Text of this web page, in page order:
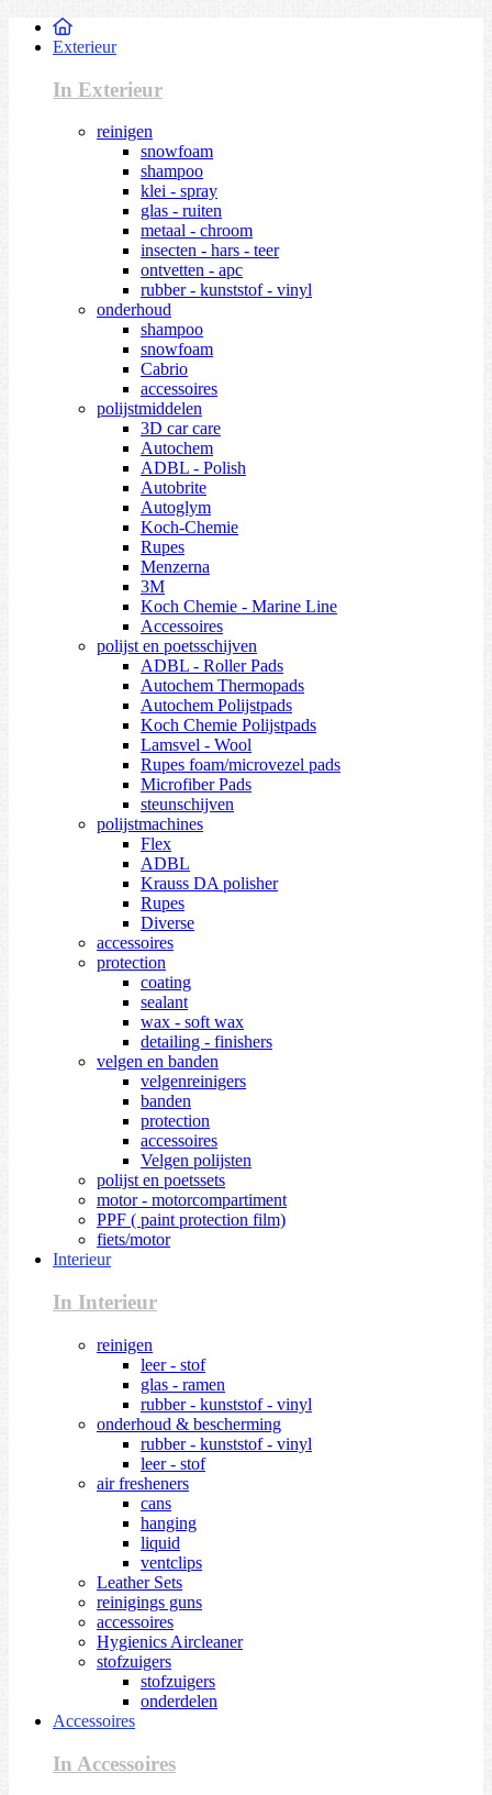
Exterieur
In Exterieur
reinigen
snowfoam
shampoo
klei - spray
glas - ruiten
metaal - chroom
insecten - hars - teer
ontvetten - apc
rubber - kunststof - vinyl
onderhoud
shampoo
snowfoam
Cabrio
accessoires
polijstmiddelen
3D car care
Autochem
ADBL - Polish
Autobrite
Autoglym
Koch-Chemie
Rupes
Menzerna
3M
Koch Chemie - Marine Line
Accessoires
polijst en poetsschijven
ADBL - Roller Pads
Autochem Thermopads
Autochem Polijstpads
Koch Chemie Polijstpads
Lamsvel - Wool
Rupes foam/microvezel pads
Microfiber Pads
steunschijven
polijstmachines
Flex
ADBL
Krauss DA polisher
Rupes
Diverse
accessoires
protection
coating
sealant
wax - soft wax
detailing - finishers
velgen en banden
velgenreinigers
banden
protection
accessoires
Velgen polijsten
polijst en poetssets
motor - motorcompartiment
PPF ( paint protection film)
fiets/motor
Interieur
In Interieur
reinigen
leer - stof
glas - ramen
rubber - kunststof - vinyl
onderhoud & bescherming
rubber - kunststof - vinyl
leer - stof
air fresheners
cans
hanging
liquid
ventclips
Leather Sets
reinigings guns
accessoires
Hygienics Aircleaner
stofzuigers
stofzuigers
onderdelen
Accessoires
In Accessoires